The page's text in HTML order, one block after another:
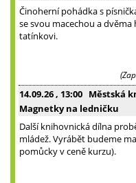
Činoherní pohádka s
se svou macechou a
tatínkovi.
14.09.26 , 13:00 Městská
Magnetky na ledničku
Další knihovnická dílna
mládež. Vyrábět budeme
pomůcky v ceně kurzu).